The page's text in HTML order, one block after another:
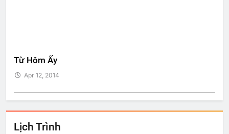
Từ Hôm Ấy
Apr 12, 2014
Lịch Trình